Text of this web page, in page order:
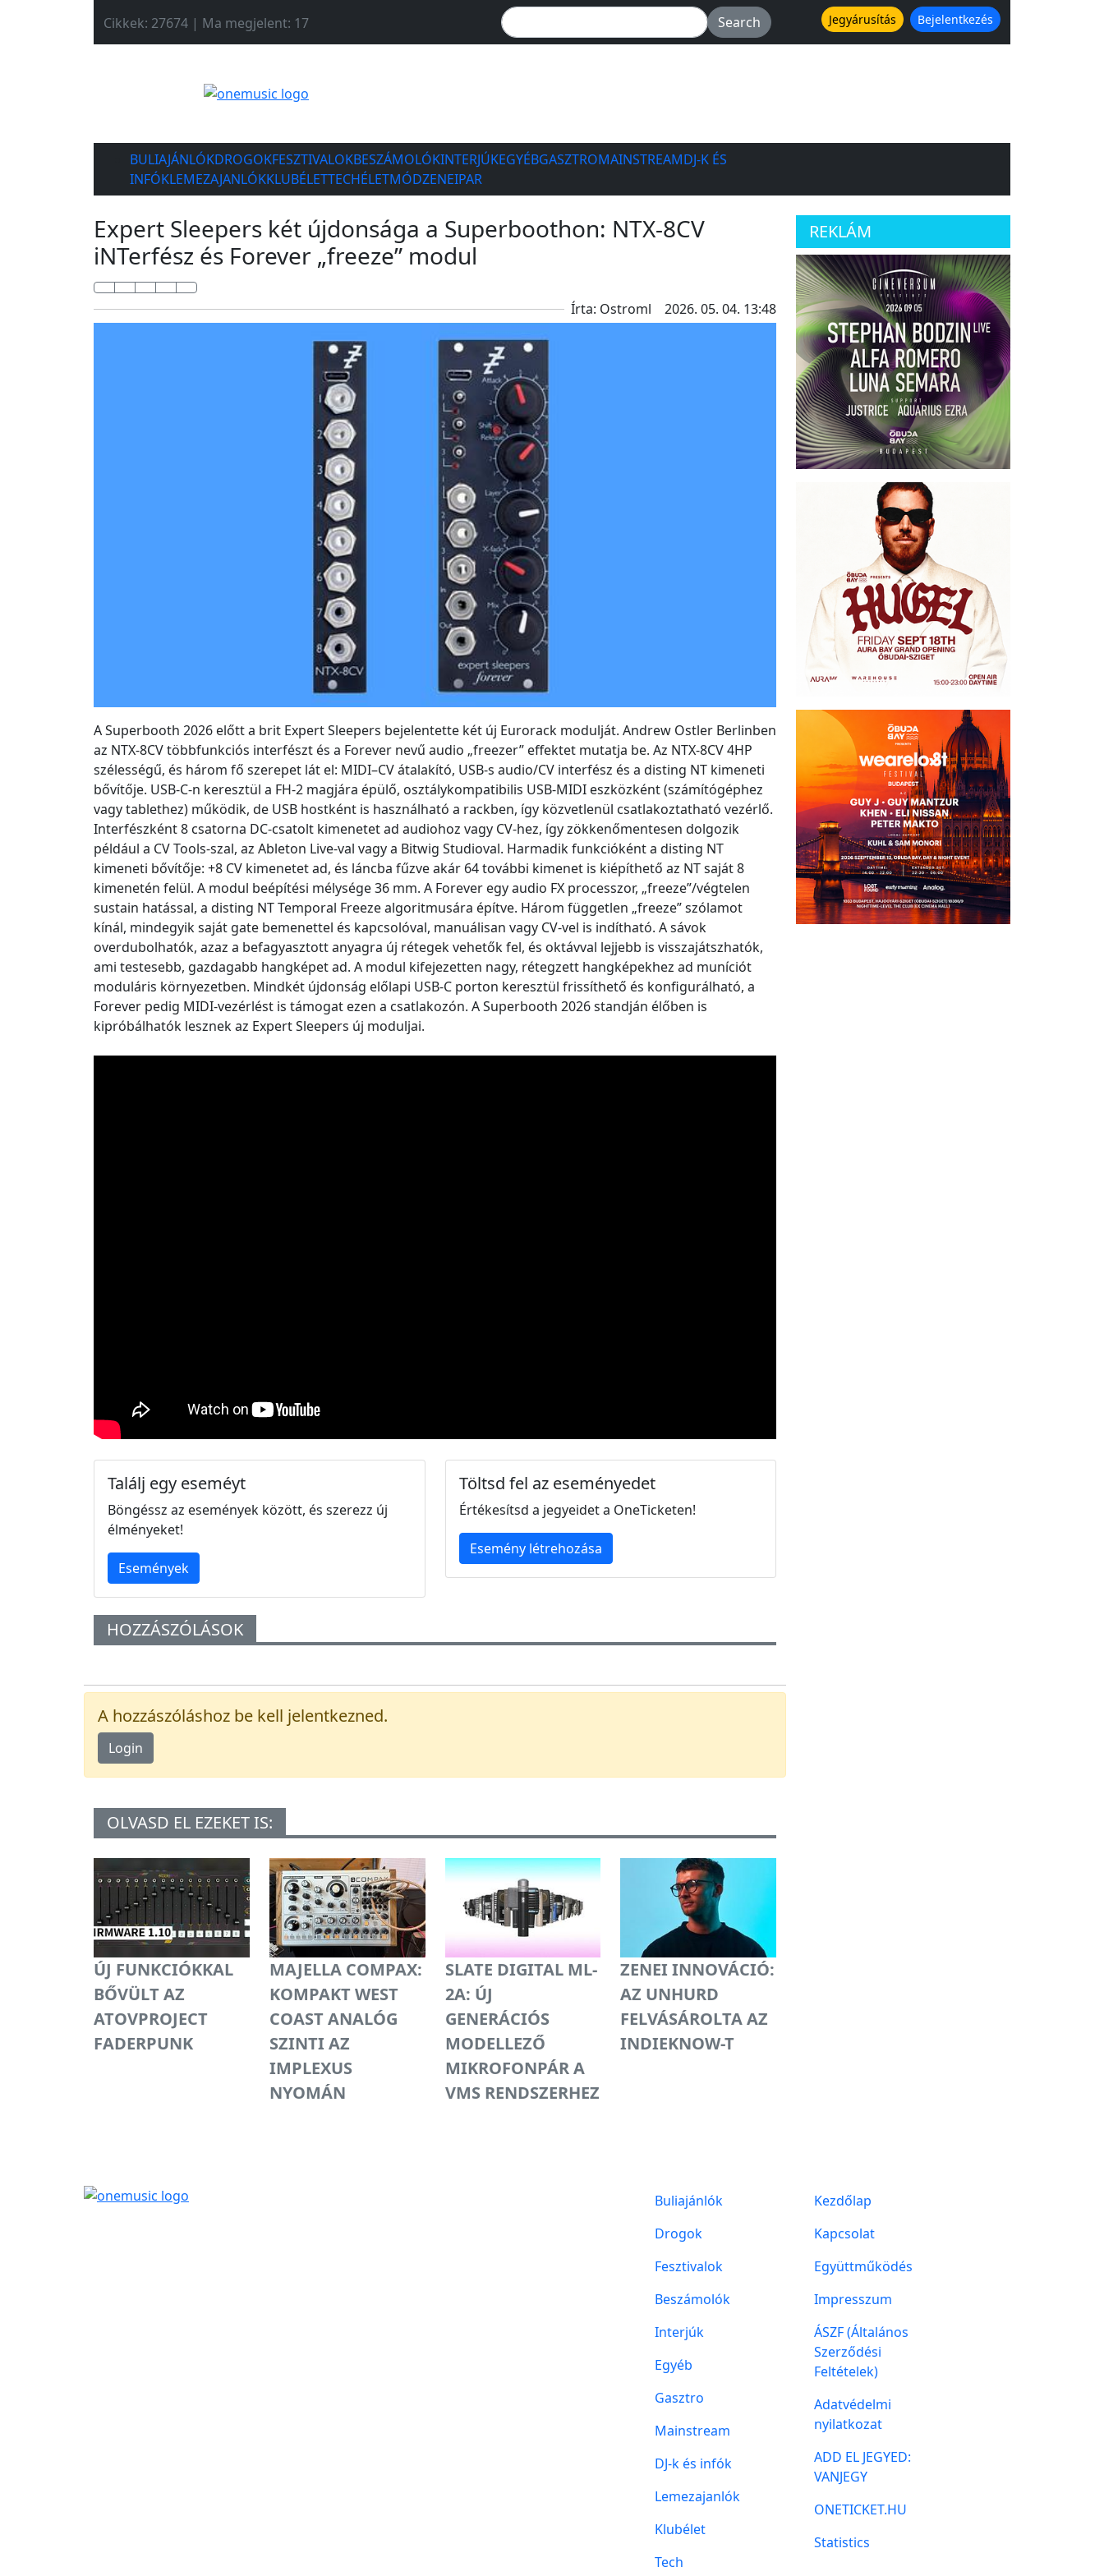
Cikkek: 27674 | Ma megjelent: 17 Jegyárusítás Bejelentkezés
BULIAJÁNLÓKDROGOKFESZTIVALOKBESZÁMOLÓKINTERJÚKEGYÉBGASZTROMAINSTREAMDJ-K ÉS
INFÓKLEMEZAJANLÓKKLUBÉLETTECHÉLETMÓDZENEIPAR
Expert Sleepers két újdonsága a Superboothon: NTX-8CV
iNTerfész és Forever „freeze” modul
Írta: Ostroml 2026. 05. 04. 13:48
A Superbooth 2026 előtt a brit Expert Sleepers bejelentette két új Eurorack modulját. Andrew Ostler Berlinben
az NTX-8CV többfunkciós interfészt és a Forever nevű audio „freezer” effektet mutatja be. Az NTX-8CV 4HP
szélességű, és három fő szerepet lát el: MIDI–CV átalakító, USB-s audio/CV interfész és a disting NT kimeneti
bővítője. USB‑C-n keresztül a FH-2 magjára épülő, osztálykompatibilis USB‑MIDI eszközként (számítógéphez
vagy tablethez) működik, de USB hostként is használható a rackben, így közvetlenül csatlakoztatható vezérlő.
Interfészként 8 csatorna DC-csatolt kimenetet ad audiohoz vagy CV-hez, így zökkenőmentesen dolgozik
például a CV Tools-szal, az Ableton Live-val vagy a Bitwig Studioval. Harmadik funkcióként a disting NT
kimeneti bővítője: +8 CV kimenetet ad, és láncba fűzve akár 64 további kimenet is kiépíthető az NT saját 8
kimenetén felül. A modul beépítési mélysége 36 mm. A Forever egy audio FX processzor, „freeze”/végtelen
sustain hatással, a disting NT Temporal Freeze algoritmusára építve. Három független „freeze” szólamot
kínál, mindegyik saját gate bemenettel és kapcsolóval, manuálisan vagy CV-vel is indítható. A sávok
overdubolhatók, azaz a befagyasztott anyagra új rétegek vehetők fel, és oktávval lejjebb is visszajátszhatók,
ami testesebb, gazdagabb hangképet ad. A modul kifejezetten nagy, rétegzett hangképekhez ad muníciót
moduláris környezetben. Mindkét újdonság előlapi USB‑C porton keresztül frissíthető és konfigurálható, a
Forever pedig MIDI-vezérlést is támogat ezen a csatlakozón. A Superbooth 2026 standján élőben is
kipróbálhatók lesznek az Expert Sleepers új moduljai.
Találj egy eseméyt
Böngéssz az események között, és szerezz új
élményeket!
Események
Töltsd fel az eseményedet
Értékesítsd a jegyeidet a OneTicketen!
Esemény létrehozása
HOZZÁSZÓLÁSOK
A hozzászóláshoz be kell jelentkezned.
Login
OLVASD EL EZEKET IS:
ÚJ FUNKCIÓKKAL
BŐVÜLT AZ
ATOVPROJECT
FADERPUNK
MAJELLA COMPAX:
KOMPAKT WEST
COAST ANALÓG
SZINTI AZ
IMPLEXUS
NYOMÁN
SLATE DIGITAL ML-
2A: ÚJ
GENERÁCIÓS
MODELLEZŐ
MIKROFONPÁR A
VMS RENDSZERHEZ
ZENEI INNOVÁCIÓ:
AZ UNHURD
FELVÁSÁROLTA AZ
INDIEKNOW-T
REKLÁM
Buliajánlók
Drogok
Fesztivalok
Beszámolók
Interjúk
Egyéb
Gasztro
Mainstream
DJ-k és infók
Lemezajanlók
Klubélet
Tech
Kezdőlap
Kapcsolat
Együttműködés
Impresszum
ÁSZF (Általános
Szerződési
Feltételek)
Adatvédelmi
nyilatkozat
ADD EL JEGYED:
VANJEGY
ONETICKET.HU
Statistics